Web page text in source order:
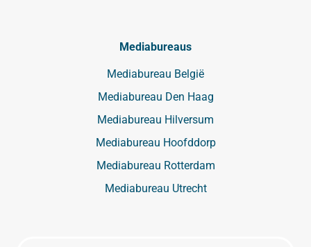
Mediabureaus
Mediabureau België
Mediabureau Den Haag
Mediabureau Hilversum
Mediabureau Hoofddorp
Mediabureau Rotterdam
Mediabureau Utrecht